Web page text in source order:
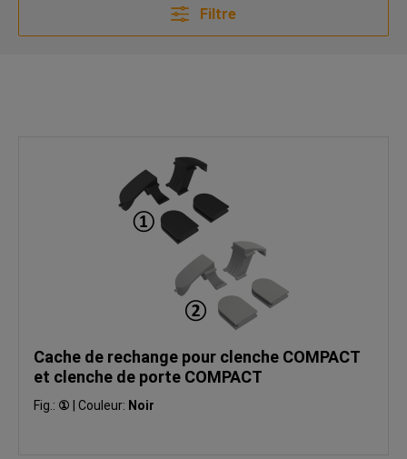
Filtre
Cache de rechange pour clenche COMPACT
et clenche de porte COMPACT
Fig.: ① Couleur: Noir